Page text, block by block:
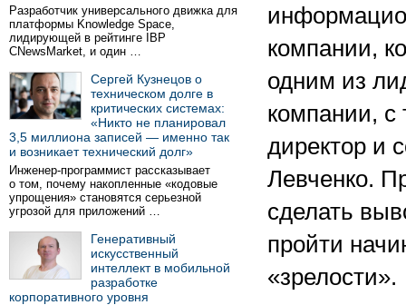
Разработчик универсального движка для
платформы Knowledge Space,
лидирующей в рейтинге IBP
CNewsMarket, и один …
Сергей Кузнецов о
техническом долге в
критических системах:
«Никто не планировал
3,5 миллиона записей — именно так
и возникает технический долг»
Инженер-программист рассказывает
о том, почему накопленные «кодовые
упрощения» становятся серьезной
угрозой для приложений …
Генеративный
искусственный
интеллект в мобильной
разработке
корпоративного уровня
компании,
одним из
компании, с
директор и
Левченко.
сделать
пройти
«зрелости».